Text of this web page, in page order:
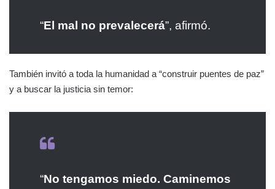
“El mal no prevalecerá”, afirmó.
También invitó a toda la humanidad a “construir puentes de paz”
y a buscar la justicia sin temor:
“No tengamos miedo. Caminemos